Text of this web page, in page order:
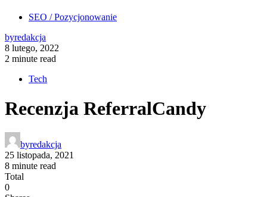
SEO / Pozycjonowanie
byredakcja
8 lutego, 2022
2 minute read
Tech
Recenzja ReferralCandy
byredakcja
25 listopada, 2021
8 minute read
Total
0